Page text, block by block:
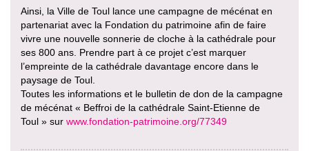
Ainsi, la Ville de Toul lance une campagne de mécénat en
partenariat avec la Fondation du patrimoine afin de faire
vivre une nouvelle sonnerie de cloche à la cathédrale pour
ses 800 ans. Prendre part à ce projet c’est marquer
l’empreinte de la cathédrale davantage encore dans le
paysage de Toul.
Toutes les informations et le bulletin de don de la campagne
de mécénat « Beffroi de la cathédrale Saint-Etienne de
Toul » sur www.fondation-patrimoine.org/77349